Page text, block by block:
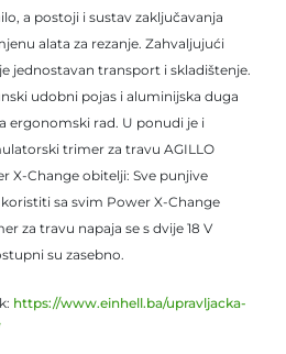
a postoji i sustav zaključavanja
alata za rezanje. Zahvaljujući
jednostavan transport i skladištenje.
udobni pojas i aluminijska duga
ergonomski rad. U ponudi je i
trimer za travu AGILLO
X-Change obitelji: Sve punjive
sa svim Power X-Change
za travu napaja se s dvije 18 V
su zasebno.
https://www.einhell.ba/upravljacka-